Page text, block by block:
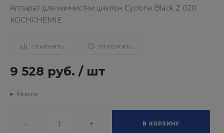
Аппарат для химчистки циклон Cyclone Black Z 020
KOCHCHEMIE
СРАВНИТЬ ОТЛОЖИТЬ
9 528 руб. / шт
Много
- + В КОРЗИНУ